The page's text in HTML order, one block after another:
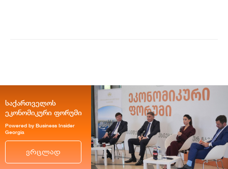
საქართველოს
ეკონომიკური ფორუმი
Powered by Business Insider
Georgia
ვრცლად